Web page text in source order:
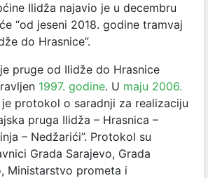
Ilidža najavio je u decembru
“od jeseni 2018. godine tramvaj
do Hrasnice”.
pruge od Ilidže do Hrasnice
1997. godine. U maju 2006.
protokol o saradnji za realizaciju
pruga Ilidža – Hrasnica –
– Nedžarići”. Protokol su
Grada Sarajevo, Grada
Ministarstvo prometa i